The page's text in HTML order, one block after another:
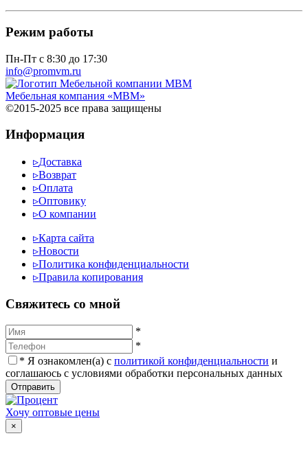
Режим работы
Пн-Пт с 8:30 до 17:30
info@promvm.ru
Мебельная компания «МВМ»
©2015-2025 все права защищены
Информация
▹Доставка
▹Возврат
▹Оплата
▹Оптовику
▹О компании
▹Карта сайта
▹Новости
▹Политика конфиденциальности
▹Правила копирования
Cвяжитесь со мной
*
*
* Я ознакомлен(а) с политикой конфиденциальности и
соглашаюсь с условиями обработки персональных данных
Отправить
Хочу оптовые цены
×